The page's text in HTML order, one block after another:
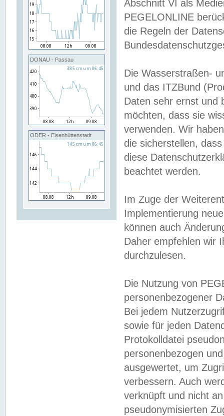
DONAU - Passau
ODER - Eisenhüttenstadt
Abschnitt VI als
PEGELONLINE
die Regeln der
Die Wasserstraßen-
und das ITZBund
Daten sehr ernst und
möchten, dass sie
verwenden. Wir
die sicherstellen,
diese
beachtet werden.
Im Zuge der
Implementierung
können auch
Daher empfehlen wir
durchzulesen.
Die Nutzung von
personenbezogener
Bei jedem
sowie für jeden
Protokolldatei
personenbezogen
ausgewertet, um
verbessern. Auch
verknüpft und nicht
pseudonymisierten